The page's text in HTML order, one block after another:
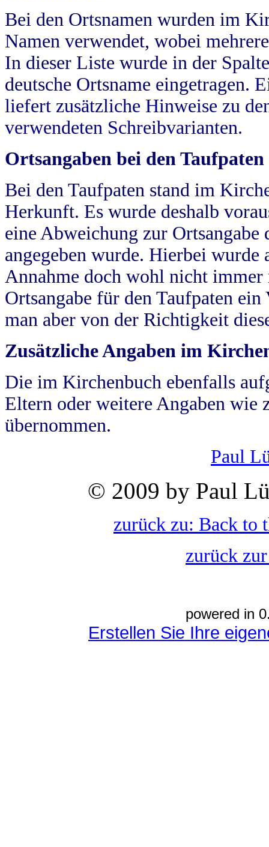
Bei den Ortsnamen wurden im
Namen verwendet, wobei
In dieser Liste wurde in der
deutsche Ortsname eingetragen.
liefert zusätzliche Hinweise zu
verwendeten Schreibvarianten.
Ortsangaben bei den Taufpaten
Bei den Taufpaten stand im
Herkunft. Es wurde deshalb
eine Abweichung zur
angegeben wurde. Hierbei wurde
Annahme doch wohl nicht
Ortsangabe für den Taufpaten
man aber von der Richtigkeit
Zusätzliche Angaben im
Die im Kirchenbuch ebenfalls
Eltern oder weitere Angaben wie
übernommen.
Paul
© 2009 by Paul
zurück zu: Back to
zurück
powered in
Erstellen Sie Ihre